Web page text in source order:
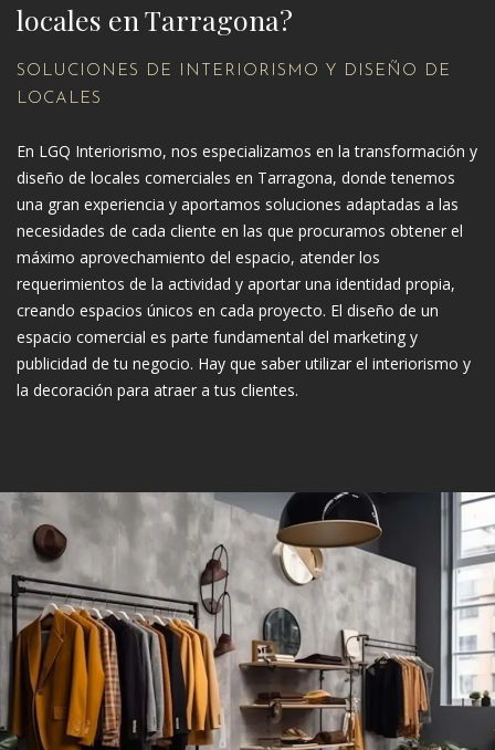
locales en Tarragona?
SOLUCIONES DE INTERIORISMO Y DISEÑO DE
LOCALES
En LGQ Interiorismo, nos especializamos en la transformación y
diseño de locales comerciales en Tarragona, donde tenemos
una gran experiencia y aportamos soluciones adaptadas a las
necesidades de cada cliente en las que procuramos obtener el
máximo aprovechamiento del espacio, atender los
requerimientos de la actividad y aportar una identidad propia,
creando espacios únicos en cada proyecto. El diseño de un
espacio comercial es parte fundamental del marketing y
publicidad de tu negocio. Hay que saber utilizar el interiorismo y
la decoración para atraer a tus clientes.